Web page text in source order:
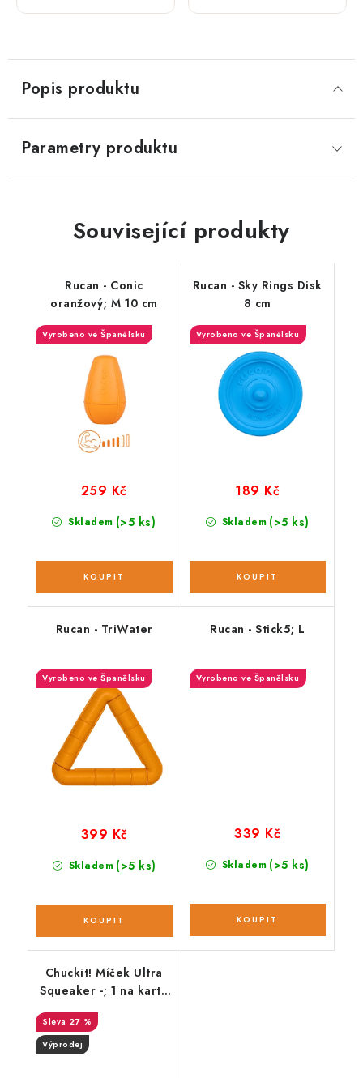
Popis produktu
Parametry produktu
Související produkty
Rucan - Conic
oranžový; M 10 cm
Vyrobeno ve Španělsku
Skladem (>5 ks)
259 Kč
Rucan - Sky Rings Disk
8 cm
Vyrobeno ve Španělsku
Skladem (>5 ks)
189 Kč
Rucan - TriWater
Vyrobeno ve Španělsku
Skladem (>5 ks)
399 Kč
Rucan - Stick5; L
Vyrobeno ve Španělsku
Skladem (>5 ks)
339 Kč
Chuckit! Míček Ultra
Squeaker -; 1 na kartě
27 %
Výprodej